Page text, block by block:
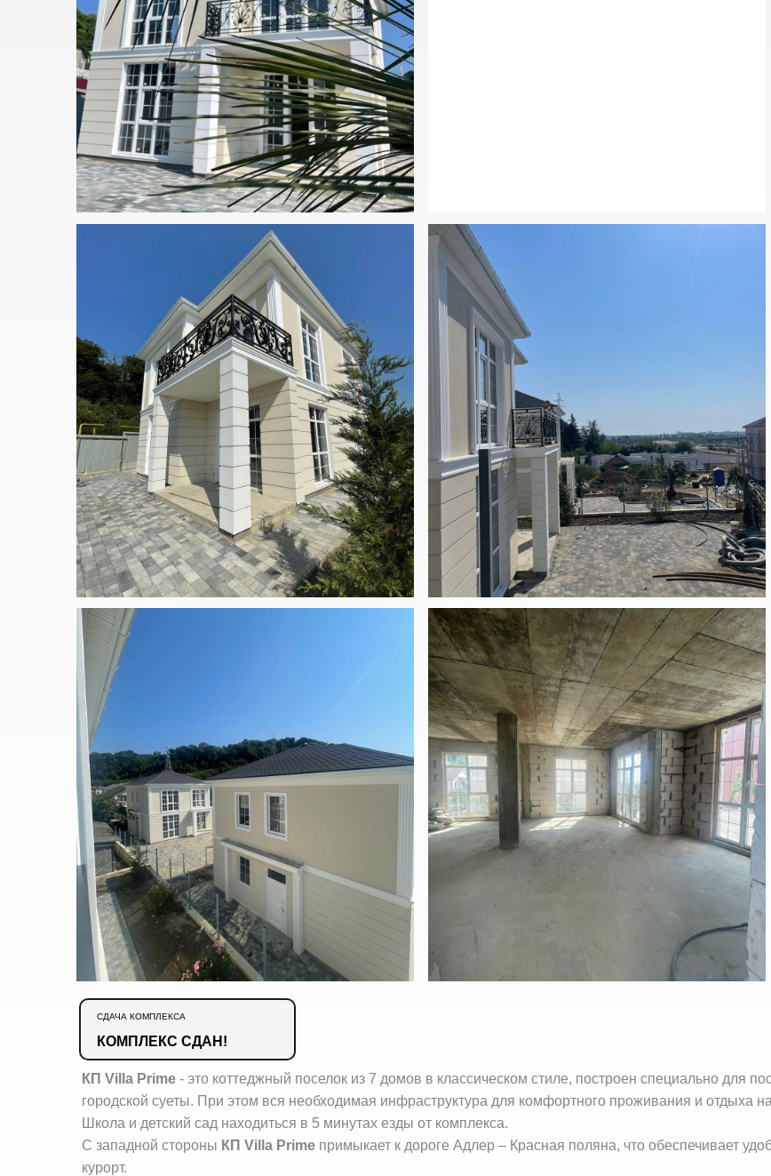
СДАЧА КОМПЛЕКСА
КОМПЛЕКС СДАН!
КП Villa Prime - это коттеджный поселок из 7 домов в классическом стиле, построен специально для
городской суеты. При этом вся необходимая инфраструктура для комфортного проживания и отдыха
Школа и детский сад находиться в 5 минутах езды от комплекса.
С западной стороны КП Villa Prime примыкает к дороге Адлер – Красная поляна, что обеспечивает
курорт.